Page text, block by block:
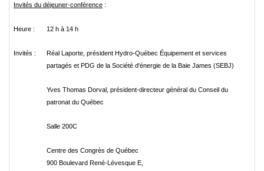
Invités du déjeuner-conférence :
Heure : 12 h à 14 h
Invités :
Réal Laporte, président Hydro-Québec Équipement et services
partagés et PDG de la Société d'énergie de la Baie James (SEBJ)
Yves Thomas Dorval, président-directeur général du Conseil du
patronat du Québec
Salle 200C
Centre des Congrès de Québec
900 Boulevard René-Lévesque E,